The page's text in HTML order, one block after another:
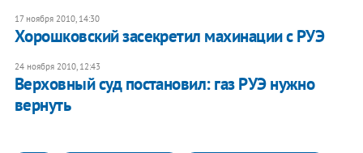
17 ноября 2010, 14:30
Хорошковский засекретил махинации с РУЭ
24 ноября 2010, 12:43
​Верховный суд постановил: газ РУЭ нужно
вернуть